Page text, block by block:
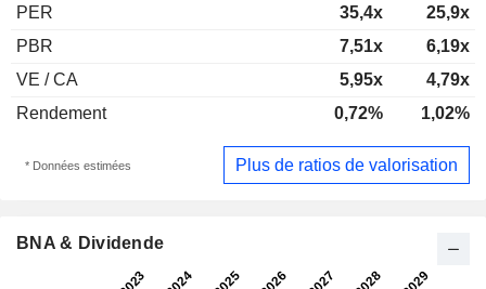
PER
35,4x
25,9x
PBR
7,51x
6,19x
VE / CA
5,95x
4,79x
Rendement
0,72% 1,02%
* Données estimées Plus de ratios de valorisation
BNA & Dividende